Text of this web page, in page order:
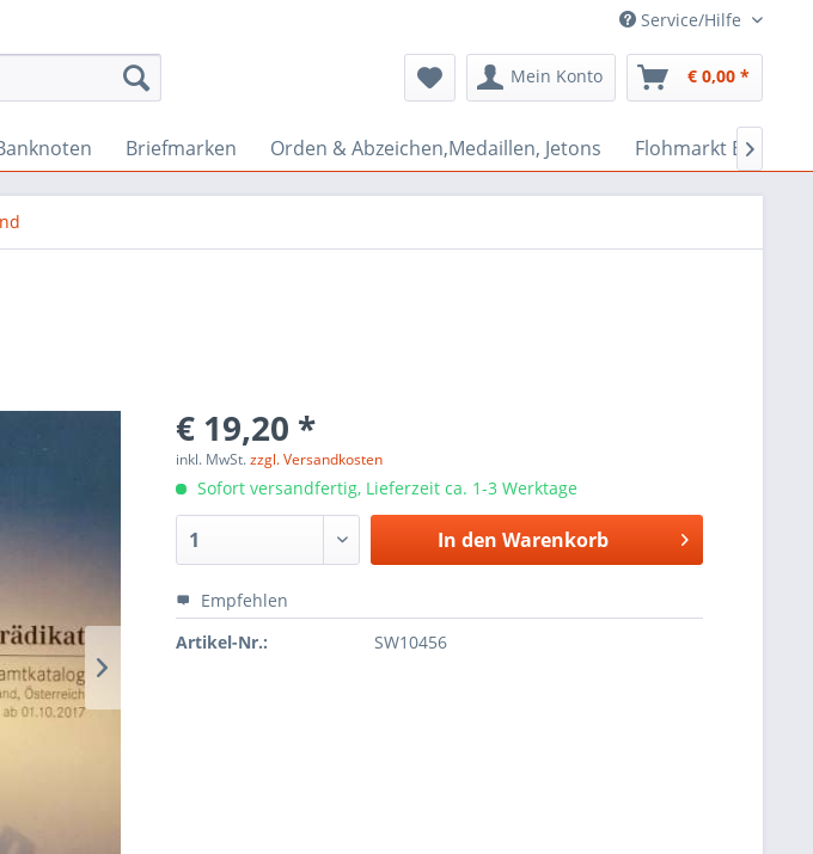
Service/Hilfe
Mein Konto € 0,00 *
Briefmarken Orden & Abzeichen,Medaillen, Jetons Flohmarkt Bazar

€ 19,20 *
inkl. MwSt.zzgl. Versandkosten
Sofort versandfertig, Lieferzeit ca. 1-3 Werktage
In den Warenkorb
Empfehlen
Artikel-Nr.:
SW10456